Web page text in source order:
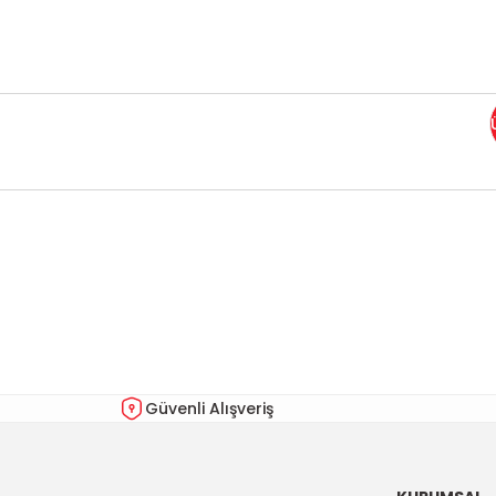
Ürün fiyatı diğer sitelerden daha pahalı.
Güvenli Alışveriş